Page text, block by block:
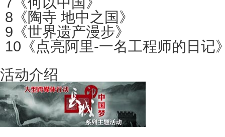
8 《陶寺 地中之国》
9 《世界遗产漫步》
10 《点亮阿里-一名工程师的日记
活动介绍